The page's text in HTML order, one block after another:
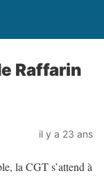
Raffarin
il y a 23 ans
la CGT s’attend à